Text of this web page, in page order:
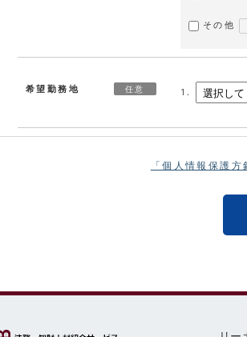
その他
希望勤務地 任意 1.
「個人情報保護方